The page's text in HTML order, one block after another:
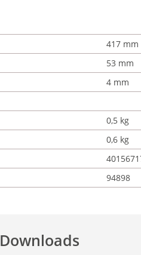
417 mm
53 mm
4 mm
0,5 kg
0,6 kg
94898
Downloads